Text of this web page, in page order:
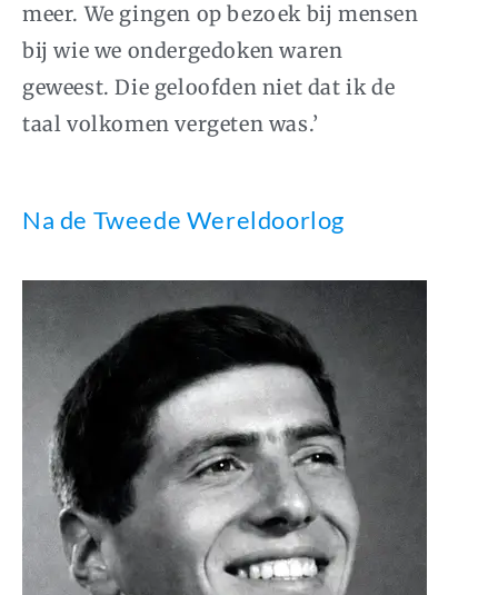
meer. We gingen op bezoek bij mensen
bij wie we ondergedoken waren
geweest. Die geloofden niet dat ik de
taal volkomen vergeten was.’
Na de Tweede Wereldoorlog